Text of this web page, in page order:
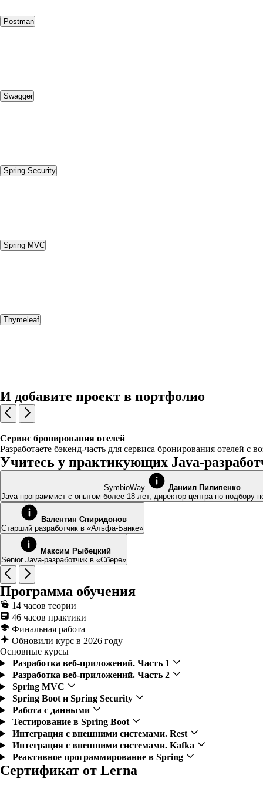
Postman
Swagger
Spring Security
Spring MVC
Thymeleaf
И добавите проект в портфолио
Сервис бронирования отелей
Разработаете бэкенд-часть для сервиса бронирования отелей с
Учитесь у практикующих Java-
SymbioWay
Даниил Пилипенко
Java-программист с опытом более 18 лет, директор центра по подбору
Валентин Спиридонов
Старший разработчик в «Альфа-Банке»
Максим Рыбецкий
Senior Java-разработчик в «Сбере»
Программа обучения
14 часов теории
46 часов практики
Финальная работа
Обновили курс в 2026 году
Основные курсы
Разработка веб-приложений. Часть 1
Разработка веб-приложений. Часть 2
Spring MVC
Spring Boot и Spring Security
Работа с данными
Тестирование в Spring Boot
Интеграция с внешними системами. Rest
Интеграция с внешними системами. Kafka
Реактивное программирование в Spring
Сертификат от Lerna